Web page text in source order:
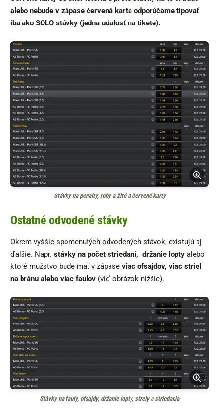
alebo nebude v zápase červená karta odporúčame tipovať
iba ako SOLO stávky (jedna udalosť na tikete).
Stávky na penalty, rohy a žlté a červené karty
Ostatné odvodené stávky
Okrem vyššie spomenutých odvodených stávok, existujú aj
ďalšie. Napr. stávky na počet striedaní, držanie lopty alebo
ktoré mužstvo bude mať v zápase viac ofsajdov, viac striel
na bránu alebo viac faulov (viď obrázok nižšie).
Stávky na fauly, ofsajdy, držanie lopty, strely a striedania